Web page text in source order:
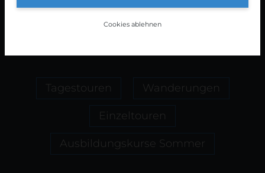
Jede Tour wird von einem geprüfte
Bergführer durchgeführt.
Tagestouren Wanderungen
Einzeltouren
Ausbildungskurse Sommer
Cookies ablehnen